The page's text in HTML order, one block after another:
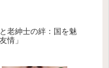
老紳士の絆：国を魅
情」